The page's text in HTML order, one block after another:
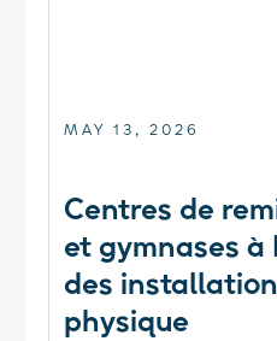
MAY 13, 2026
Centres de
et gymnases à
des
physique